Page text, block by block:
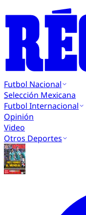
Futbol Nacional
Selección Mexicana
Futbol Internacional
Opinión
Video
Otros Deportes